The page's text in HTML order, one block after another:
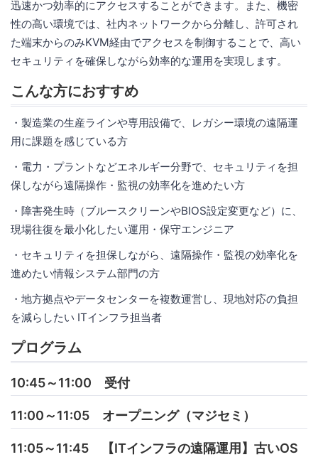
迅速かつ効率的にアクセスすることができます。また、機密
性の高い環境では、社内ネットワークから分離し、許可され
た端末からのみKVM経由でアクセスを制御することで、高い
セキュリティを確保しながら効率的な運用を実現します。
こんな方におすすめ
・製造業の生産ラインや専用設備で、レガシー環境の遠隔運
用に課題を感じている方
・電力・プラントなどエネルギー分野で、セキュリティを担
保しながら遠隔操作・監視の効率化を進めたい方
・障害発生時（ブルースクリーンやBIOS設定変更など）に、
現場往復を最小化したい運用・保守エンジニア
・セキュリティを担保しながら、遠隔操作・監視の効率化を
進めたい情報システム部門の方
・地方拠点やデータセンターを複数運営し、現地対応の負担
を減らしたい ITインフラ担当者
プログラム
10:45～11:00 受付
11:00～11:05 オープニング（マジセミ）
11:05～11:45 【ITインフラの遠隔運用】古いOS